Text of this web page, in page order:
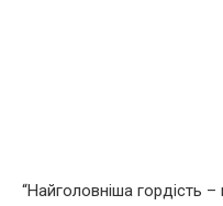
“Найголовніша гордість